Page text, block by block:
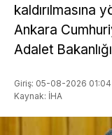
kaldırılmasına
Ankara
Adalet
Giriş: 05-08-2026 01:04
Kaynak: İHA